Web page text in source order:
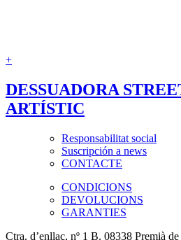
+
DESSUADORA
ARTÍSTIC
Responsabilitat social
Suscripción a news
CONTACTE
CONDICIONS
DEVOLUCIONS
GARANTIES
Ctra. d’enllaç, nº 1 B. 08338 Premià